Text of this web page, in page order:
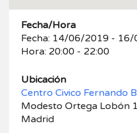
Fecha/Hora
Fecha: 14/06/2019 -
Hora: 20:00 - 22:00
Ubicación
Centro Civico Fernando
Modesto Ortega Lobón
Madrid